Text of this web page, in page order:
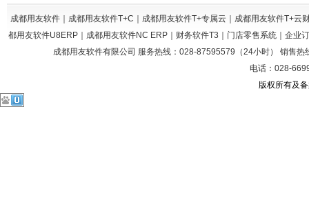
成都用友软件｜成都用友软件T+C｜成都用友软件T+专属云｜成都用友软件T+
都用友软件U8ERP｜成都用友软件NC ERP｜财务软件T3｜门店零售系统｜企
成都用友软件有限公司 服务热线：028-87595579（24小时） 销售
电话：028-
版权所有及